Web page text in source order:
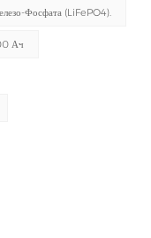
Фосфата (LiFePO4).
Ач